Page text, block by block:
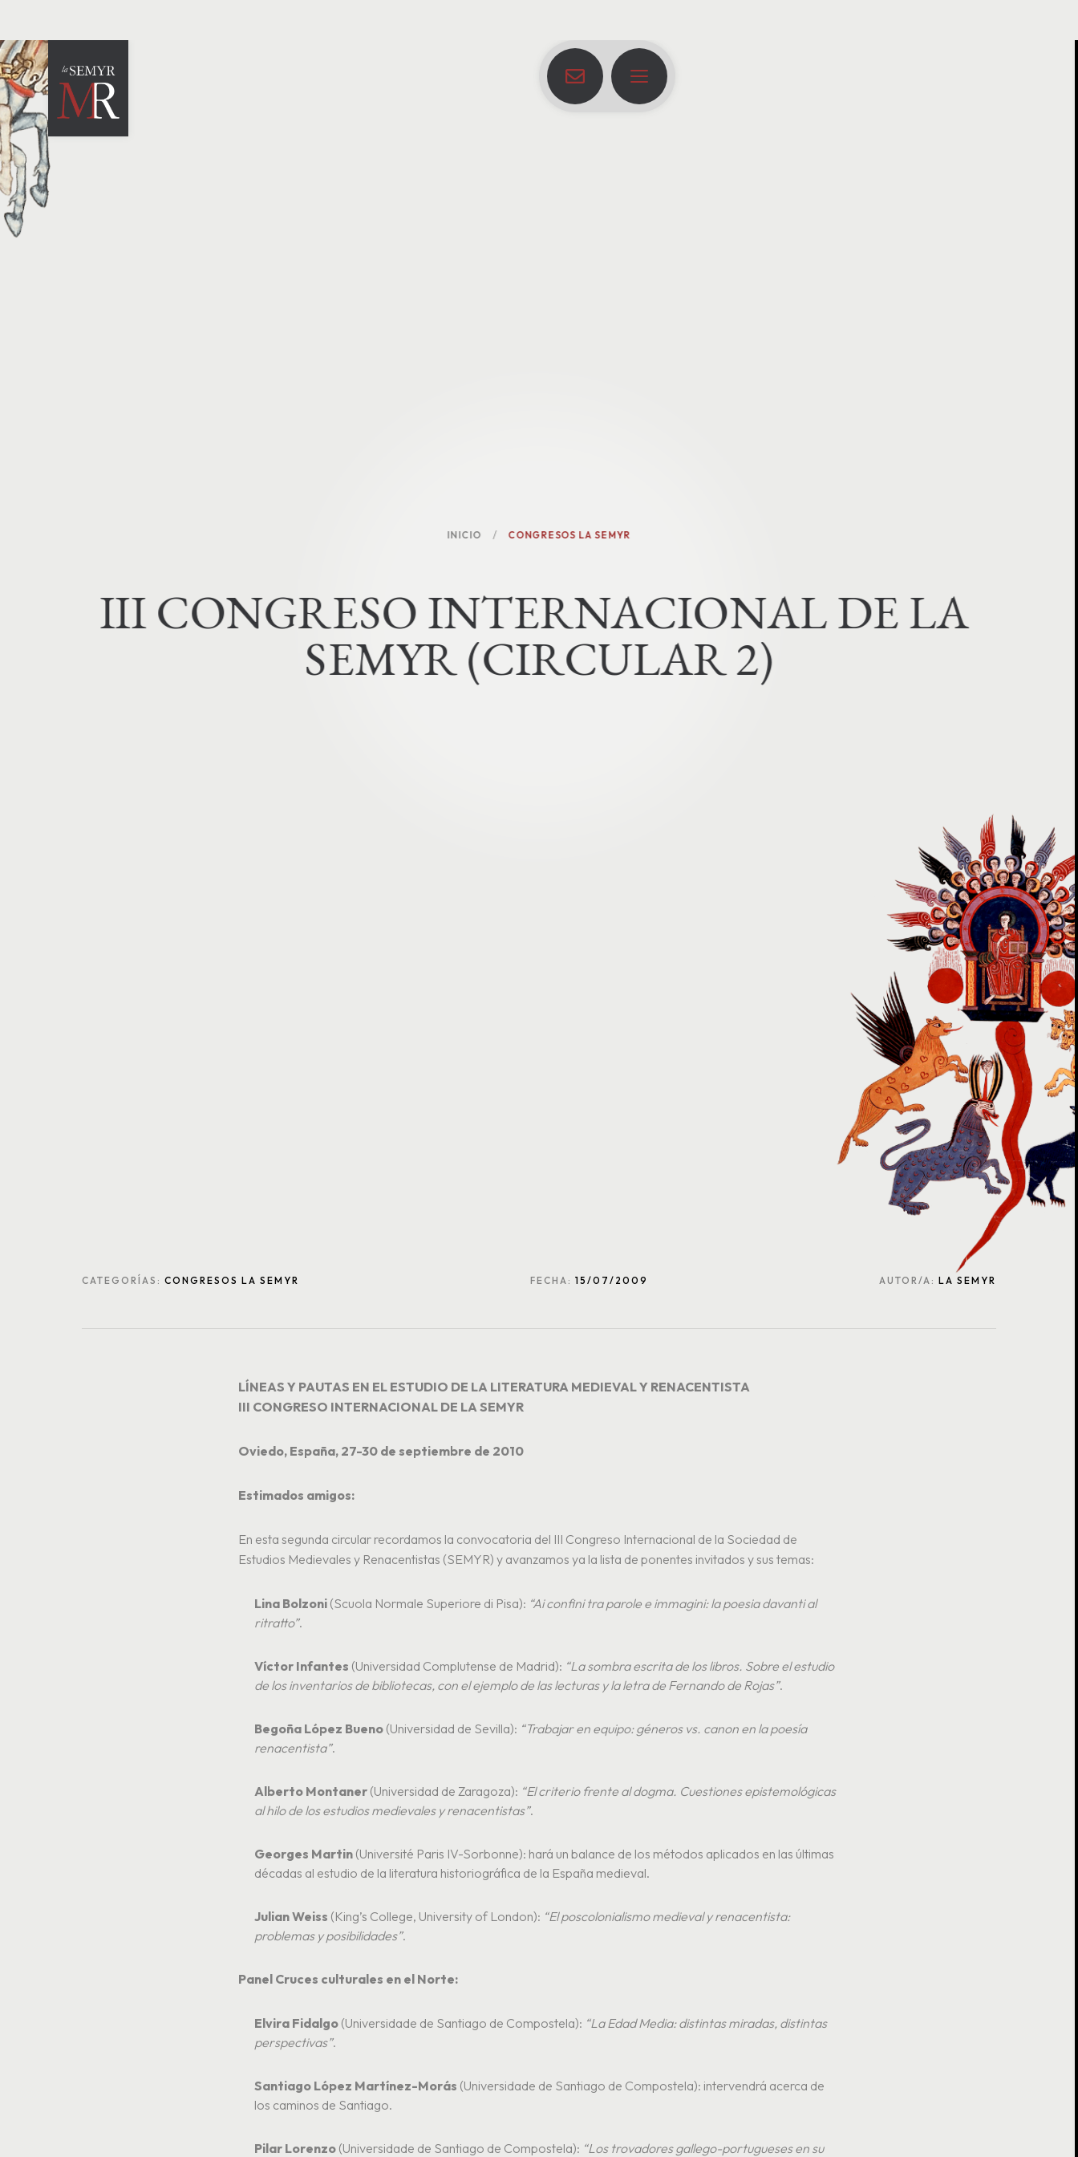
INICIO CONGRESOS LA SEMYR
III CONGRESOINTERNACIONALDELA
SEMYR(CIRCULAR2)
CATEGORÍAS: CONGRESOS LA SEMYR FECHA: 15/07/2009 AUTOR/A: LA SEMYR
LÍNEAS Y PAUTAS EN EL ESTUDIO DE LA LITERATURA MEDIEVAL Y RENACENTISTA
III CONGRESO INTERNACIONAL DE LA SEMYR
Oviedo, España, 27-30 de septiembre de 2010
Estimados amigos:
En esta segunda circular recordamos la convocatoria del III Congreso Internacional de la Sociedad de
Estudios Medievales y Renacentistas (SEMYR) y avanzamos ya la lista de ponentes invitados y sus temas:
Lina Bolzoni (Scuola Normale Superiore di Pisa): “Ai confini tra parole e immagini: la poesia davanti al
ritratto”.
Víctor Infantes (Universidad Complutense de Madrid): “La sombra escrita de los libros. Sobre el estudio
de los inventarios de bibliotecas, con el ejemplo de las lecturas y la letra de Fernando de Rojas”.
Begoña López Bueno (Universidad de Sevilla): “Trabajar en equipo: géneros vs. canon en la poesía
renacentista”.
Alberto Montaner (Universidad de Zaragoza): “El criterio frente al dogma. Cuestiones epistemológicas
al hilo de los estudios medievales y renacentistas”.
Georges Martin (Université Paris IV-Sorbonne): hará un balance de los métodos aplicados en las últimas
décadas al estudio de la literatura historiográfica de la España medieval.
Julian Weiss (King’s College, University of London): “El poscolonialismo medieval y renacentista:
problemas y posibilidades”.
Panel Cruces culturales en el Norte:
Elvira Fidalgo (Universidade de Santiago de Compostela): “La Edad Media: distintas miradas, distintas
perspectivas”.
Santiago López Martínez-Morás (Universidade de Santiago de Compostela): intervendrá acerca de
los caminos de Santiago.
Pilar Lorenzo (Universidade de Santiago de Compostela): “Los trovadores gallego-portugueses en su